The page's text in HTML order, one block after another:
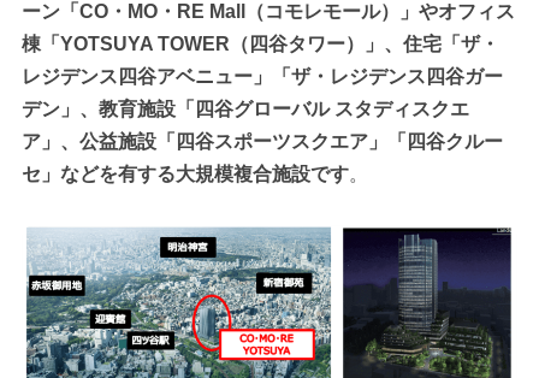
ーン「CO・MO・RE Mall（コモレモール）」やオフィス
棟「YOTSUYA TOWER（四谷タワー）」、住宅「ザ・
レジデンス四谷アベニュー」「ザ・レジデンス四谷ガー
デン」、教育施設「四谷グローバル スタディスクエ
ア」、公益施設「四谷スポーツスクエア」「四谷クルー
セ」などを有する大規模複合施設です。